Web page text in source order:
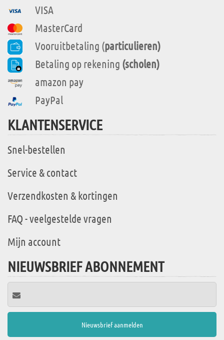
VISA
MasterCard
Vooruitbetaling (particulieren)
Betaling op rekening (scholen)
amazon pay
PayPal
KLANTENSERVICE
Snel-bestellen
Service & contact
Verzendkosten & kortingen
FAQ - veelgestelde vragen
Mijn account
NIEUWSBRIEF ABONNEMENT